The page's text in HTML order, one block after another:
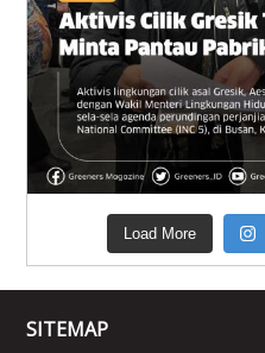
Load More
SITEMAP